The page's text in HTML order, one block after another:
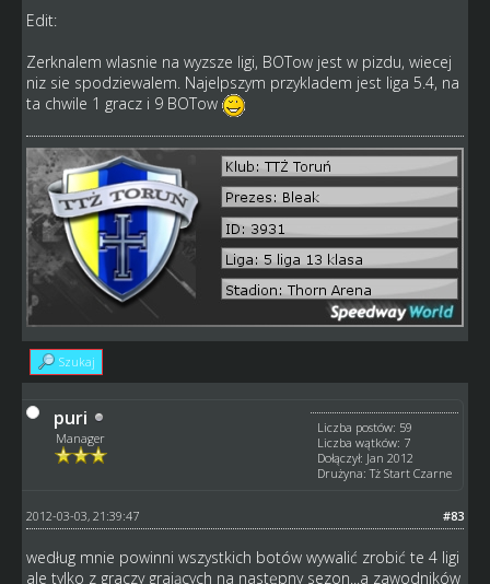
Edit:
Zerknalem wlasnie na wyzsze ligi, BOTow jest w pizdu, wiecej
niz sie spodziewalem. Najelpszym przykladem jest liga 5.4, na
ta chwile 1 gracz i 9 BOTow
Szukaj
puri
Manager
Liczba postów: 59
Liczba wątków: 7
Dołączył: Jan 2012
Drużyna: Tż Start Czarne
#83
2012-03-03, 21:39:47
według mnie powinni wszystkich botów wywalić zrobić te 4 ligi
ale tylko z graczy grających na następny sezon...a zawodników